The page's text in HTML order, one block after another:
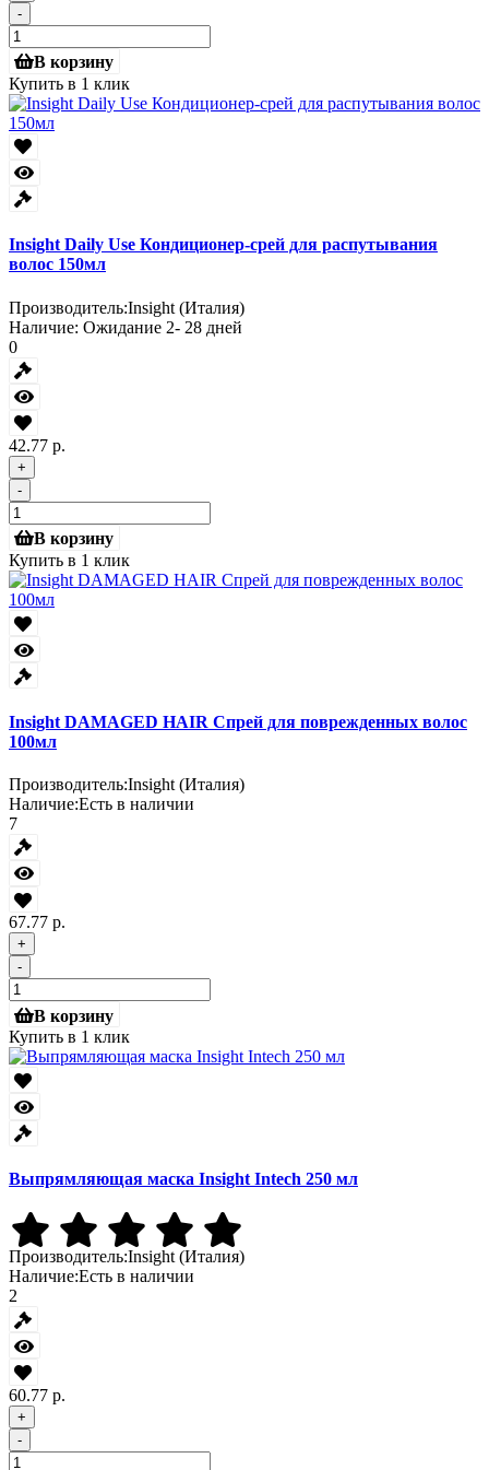
-
В корзину
Купить в 1 клик
Insight Daily Use Кондиционер-срей для распутывания
волос 150мл
Производитель:Insight (Италия)
Наличие: Ожидание 2- 28 дней
0
42.77 р.
+
-
В корзину
Купить в 1 клик
Insight DAMAGED HAIR Спрей для поврежденных волос
100мл
Производитель:Insight (Италия)
Наличие:Есть в наличии
7
67.77 р.
+
-
В корзину
Купить в 1 клик
Выпрямляющая маска Insight Intech 250 мл
Производитель:Insight (Италия)
Наличие:Есть в наличии
2
60.77 р.
+
-